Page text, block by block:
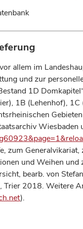
allem im
und zur
1D
1B (Lehenhof),
zum
und Weihen
bearb. von
2018. Weitere
).